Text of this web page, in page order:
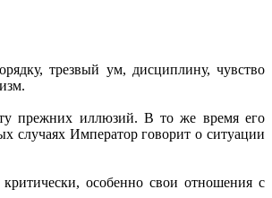
трезвый ум, дисциплину, чувство
прежних иллюзий. В то же время его
случаях Император говорит о ситуации
особенно свои отношения с